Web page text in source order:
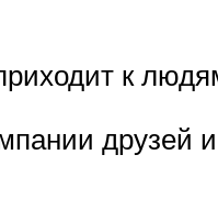
к
друзей